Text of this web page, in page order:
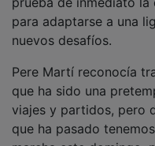
para adaptarse a una
nuevos desafíos.
que ha sido una
viajes y partidos, pero
que ha pasado
marcha este domingo,